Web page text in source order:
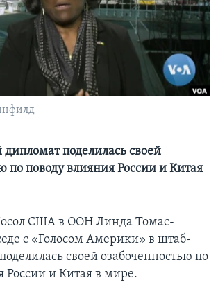
поделилась своей
по поводу влияния России и Китая
США в ООН Линда Томас-
с «Голосом Америки» в штаб-
своей озабоченностью по
России и Китая в мире.